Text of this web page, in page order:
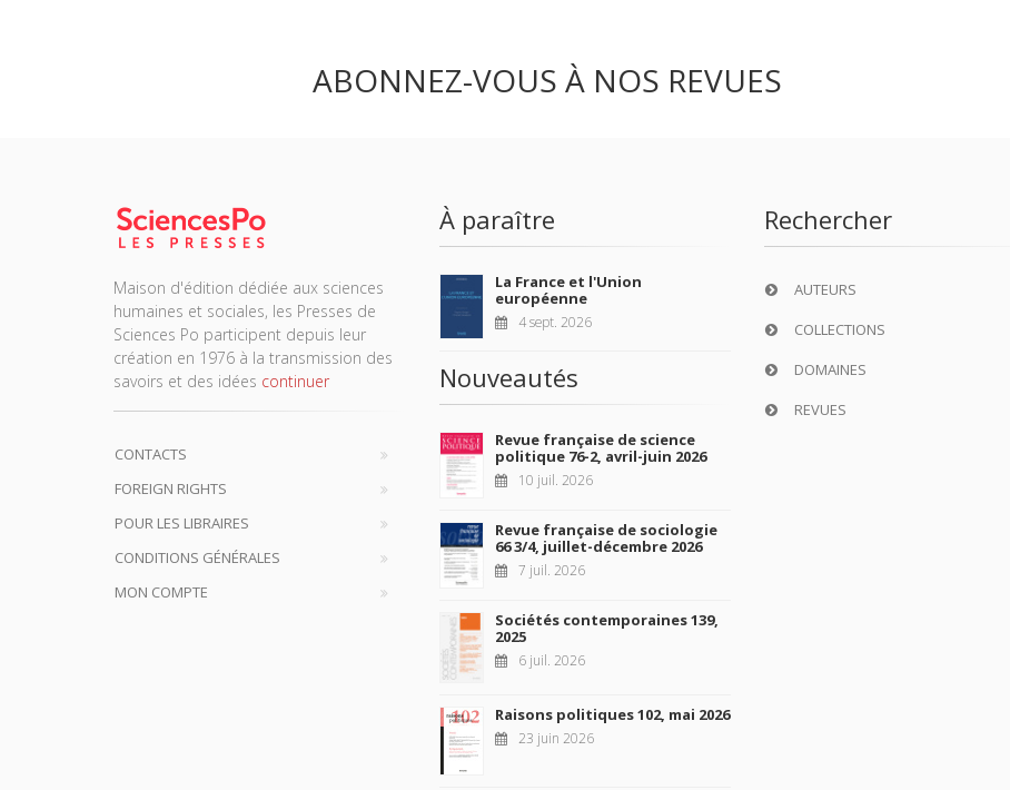
ABONNEZ-VOUS À NOS REVUES
Maison d'édition dédiée aux sciences
humaines et sociales, les Presses de
Sciences Po participent depuis leur
création en 1976 à la transmission des
savoirs et des idées continuer
CONTACTS
FOREIGN RIGHTS
POUR LES LIBRAIRES
CONDITIONS GÉNÉRALES
MON COMPTE
À paraître
La France et l'Union
européenne
4 sept. 2026
Nouveautés
Revue française de science
politique 76-2, avril-juin 2026
10 juil. 2026
Revue française de sociologie
66 3/4, juillet-décembre 2026
7 juil. 2026
Sociétés contemporaines 139,
2025
6 juil. 2026
Raisons politiques 102, mai 2026
23 juin 2026
Rechercher
AUTEURS
COLLECTIONS
DOMAINES
REVUES